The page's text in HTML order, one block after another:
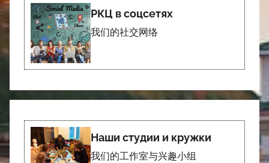
РКЦ в соцсетях
我们的社交网络
Наши студии и кружки
我们的工作室与兴趣小组